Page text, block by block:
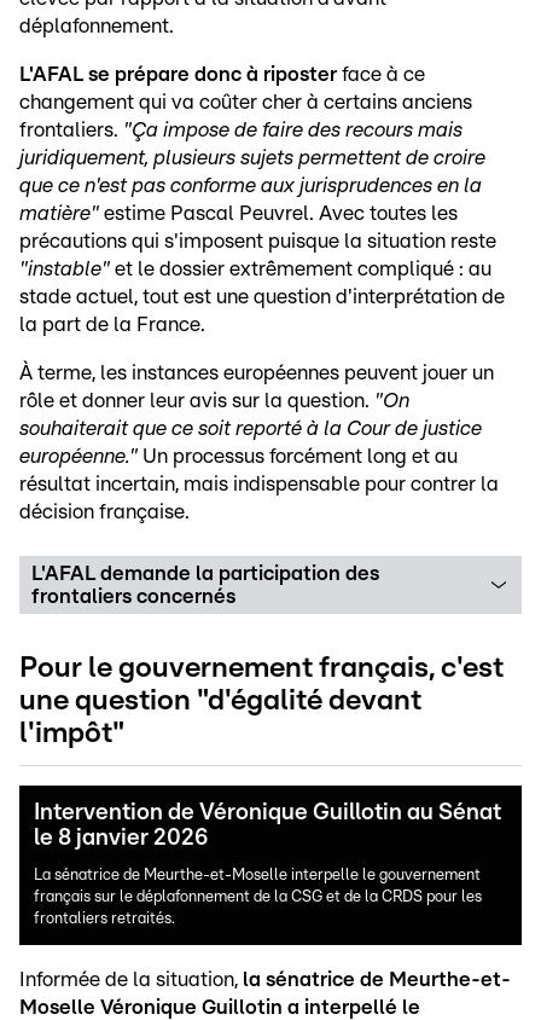
déplafonnement.
L'AFAL se prépare donc à riposter face à ce
changement qui va coûter cher à certains anciens
frontaliers. "Ça impose de faire des recours mais
juridiquement, plusieurs sujets permettent de croire
que ce n'est pas conforme aux jurisprudences en la
matière" estime Pascal Peuvrel. Avec toutes les
précautions qui s'imposent puisque la situation reste
"instable" et le dossier extrêmement compliqué : au
stade actuel, tout est une question d'interprétation de
la part de la France.
À terme, les instances européennes peuvent jouer un
rôle et donner leur avis sur la question. "On
souhaiterait que ce soit reporté à la Cour de justice
européenne." Un processus forcément long et au
résultat incertain, mais indispensable pour contrer la
décision française.
L'AFAL demande la participation des
frontaliers concernés
Pour le gouvernement français, c'est
une question "d'égalité devant
l'impôt"
Intervention de Véronique Guillotin au Sénat
le 8 janvier 2026
La sénatrice de Meurthe-et-Moselle interpelle le gouvernement
français sur le déplafonnement de la CSG et de la CRDS pour les
frontaliers retraités.
Informée de la situation, la sénatrice de Meurthe-et-
Moselle Véronique Guillotin a interpellé le